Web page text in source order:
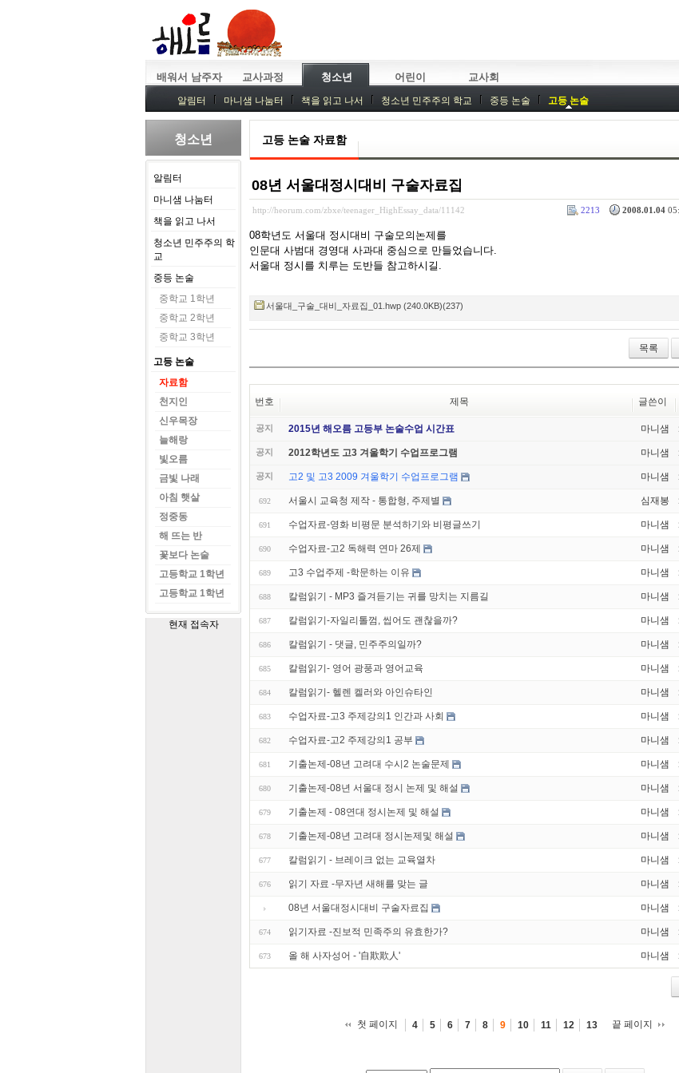
배워서 남주자 교사과정 청소년 어린이 교사회
알림터 마니샘 나눔터 책을 읽고 나서 청소년 민주주의 학교 중등 논술 고등 논술
청소년
알림터
마니샘 나눔터
책을 읽고 나서
청소년 민주주의 학
교
중등 논술
중학교 1학년
중학교 2학년
중학교 3학년
고등 논술
자료함
천지인
신우목장
늘해랑
빛오름
금빛 나래
아침 햇살
정중동
해 뜨는 반
꽃보다 논술
고등학교 1학년
고등학교 1학년
현재 접속자
고등 논술 자료함
08년 서울대정시대비 구술자료집
http://heorum.com/zbxe/teenager_HighEssay_data/11142 2008.01.04
2213
08학년도 서울대 정시대비 구술모의논제를
인문대 사범대 경영대 사과대 중심으로 만들었습니다.
서울대 정시를 치루는 도반들 참고하시길.
서울대_구술_대비_자료집_01.hwp (240.0KB)(237)
목록
번호 제목 글쓴이
공지 2015년 해오름 고등부 논술수업 시간표 마니샘
공지 2012학년도 고3 겨울학기 수업프로그램 마니샘
공지 고2 및 고3 2009 겨울학기 수업프로그램 마니샘
692 서울시 교육청 제작 - 통합형, 주제별 심재봉
691 수업자료-영화 비평문 분석하기와 비평글쓰기 마니샘
690 수업자료-고2 독해력 연마 26제 마니샘
689 고3 수업주제 -학문하는 이유 마니샘
688 칼럼읽기 - MP3 즐겨듣기는 귀를 망치는 지름길 마니샘
687 칼럼읽기-자일리톨껌, 씹어도 괜찮을까? 마니샘
686 칼럼읽기 - 댓글, 민주주의일까? 마니샘
685 칼럼읽기- 영어 광풍과 영어교육 마니샘
684 칼럼읽기- 헬렌 켈러와 아인슈타인 마니샘
683 수업자료-고3 주제강의1 인간과 사회 마니샘
682 수업자료-고2 주제강의1 공부 마니샘
681 기출논제-08년 고려대 수시2 논술문제 마니샘
680 기출논제-08년 서울대 정시 논제 및 해설 마니샘
679 기출논제 - 08연대 정시논제 및 해설 마니샘
678 기출논제-08년 고려대 정시논제및 해설 마니샘
677 칼럼읽기 - 브레이크 없는 교육열차 마니샘
676 읽기 자료 -무자년 새해를 맞는 글 마니샘
08년 서울대정시대비 구술자료집 마니샘
674 읽기자료 -진보적 민족주의 유효한가? 마니샘
673 올 해 사자성어 - '自欺欺人' 마니샘
첫 페이지 4 5 6 7 8 9 10 11 12 13 끝 페이지